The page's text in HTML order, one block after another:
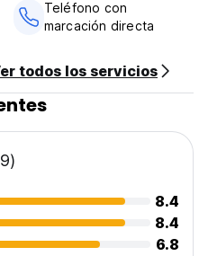
enjoy your stay, and, like
Teléfono con
marcación directa
todos los servicios
8.4
8.4
6.8